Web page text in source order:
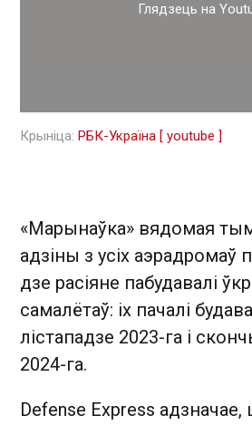
Глядзець на
Крыніца: РБК-Україна [ youtube ]
«Марынаўка» вядомая
адзіны з усіх аэрадромаў
дзе расіяне пабудавалі
самалётаў: іх пачалі
лістападзе 2023-га і
2024-га.
Defense Express